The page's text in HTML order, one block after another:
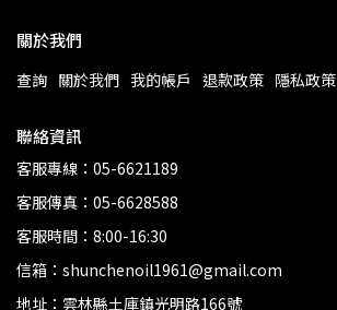
關於我們
查詢 關於我們 我的帳戶 退款政策 隱私政策
聯絡資訊
客服專線：05-6621189
客服傳真：05-6628588
客服時間：8:00-16:30
信箱：shunchenoil1961@gmail.com
地址：雲林縣土庫鎮光明路166號